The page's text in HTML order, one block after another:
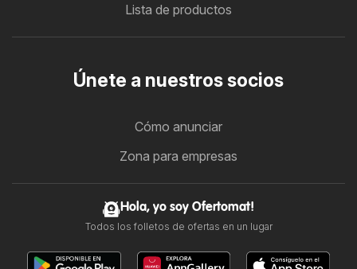
Lista de productos
Únete a nuestros socios
Cómo anunciar
Zona para empresas
Hola, yo soy Ofertomat!
Todos los folletos de ofertas en un lugar